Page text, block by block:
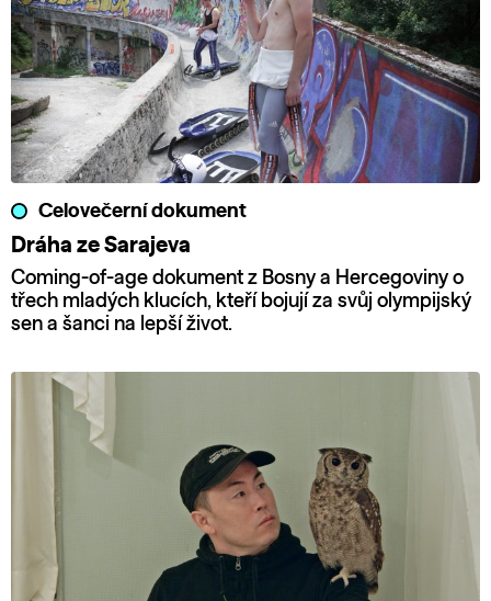
Celovečerní dokument
Dráha ze Sarajeva
Coming-of-age dokument z Bosny a Hercegoviny o
třech mladých klucích, kteří bojují za svůj olympijský
sen a šanci na lepší život.